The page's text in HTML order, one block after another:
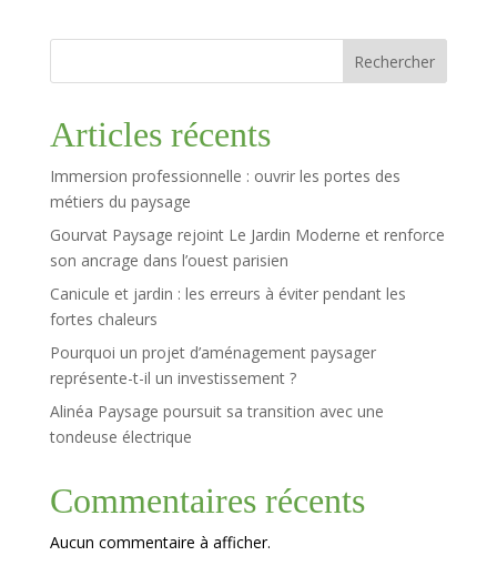
Rechercher
Articles récents
Immersion professionnelle : ouvrir les portes des
métiers du paysage
Gourvat Paysage rejoint Le Jardin Moderne et renforce
son ancrage dans l’ouest parisien
Canicule et jardin : les erreurs à éviter pendant les
fortes chaleurs
Pourquoi un projet d’aménagement paysager
représente-t-il un investissement ?
Alinéa Paysage poursuit sa transition avec une
tondeuse électrique
Commentaires récents
Aucun commentaire à afficher.